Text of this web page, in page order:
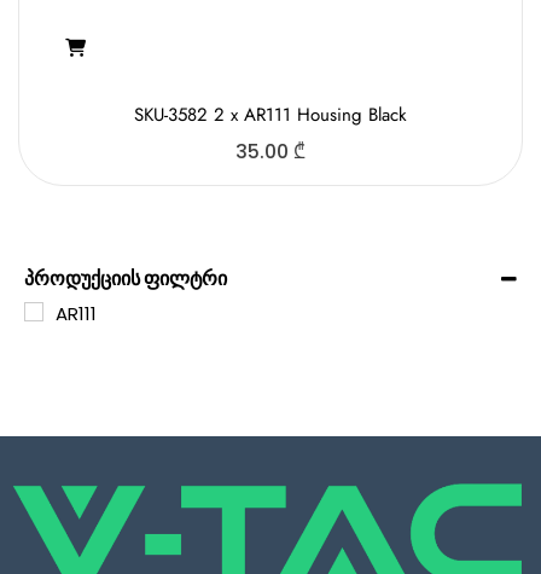
SKU-3582 2 x AR111 Housing Black
35.00 ₾
პროდუქციის ფილტრი
AR111